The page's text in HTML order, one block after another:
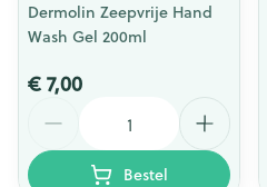
Dermolin Zeepvrije Hand
Wash Gel 200ml
€ 7,00
Bestel